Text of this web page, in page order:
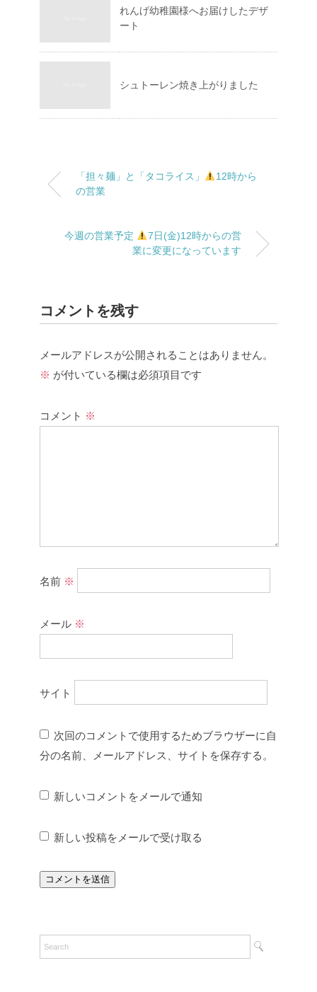
れんげ幼稚園様へお届けしたデザ
ート
シュトーレン焼き上がりました
「担々麺」と「タコライス」
12時から
の営業
今週の営業予定
7日(金)12時からの営
業に変更になっています
コメントを残す
メールアドレスが公開されることはありません。
※ が付いている欄は必須項目です
コメント ※
名前 ※
メール ※
サイト
次回のコメントで使用するためブラウザーに自
分の名前、メールアドレス、サイトを保存する。
新しいコメントをメールで通知
新しい投稿をメールで受け取る